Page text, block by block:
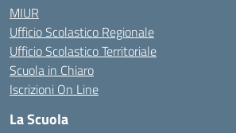
MIUR
Ufficio Scolastico Regionale
Ufficio Scolastico Territoriale
Scuola in Chiaro
Iscrizioni On Line
La Scuola